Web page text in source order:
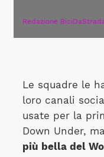
Redazione
Le squadre le
loro canali
usate per la
Down Under,
più bella del